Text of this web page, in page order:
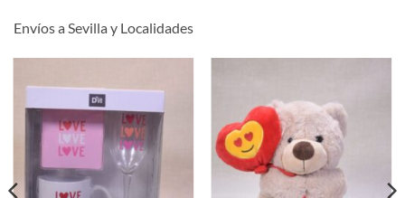
Envíos a Sevilla y Localidades